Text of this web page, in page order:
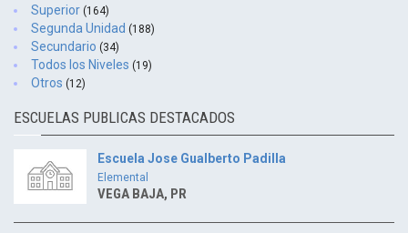
Superior (164)
Segunda Unidad (188)
Secundario (34)
Todos los Niveles (19)
Otros (12)
ESCUELAS PUBLICAS DESTACADOS
Escuela Jose Gualberto Padilla
Elemental
VEGA BAJA, PR